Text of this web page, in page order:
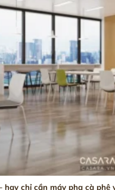
chỉ cần máy pha cà phê